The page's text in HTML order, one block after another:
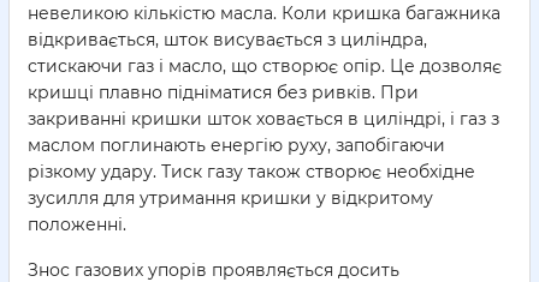
невеликою кількістю масла. Коли кришка багажника
відкривається, шток висувається з циліндра,
стискаючи газ і масло, що створює опір. Це дозволяє
кришці плавно підніматися без ривків. При
закриванні кришки шток ховається в циліндрі, і газ з
маслом поглинають енергію руху, запобігаючи
різкому удару. Тиск газу також створює необхідне
зусилля для утримання кришки у відкритому
положенні.
Знос газових упорів проявляється досить